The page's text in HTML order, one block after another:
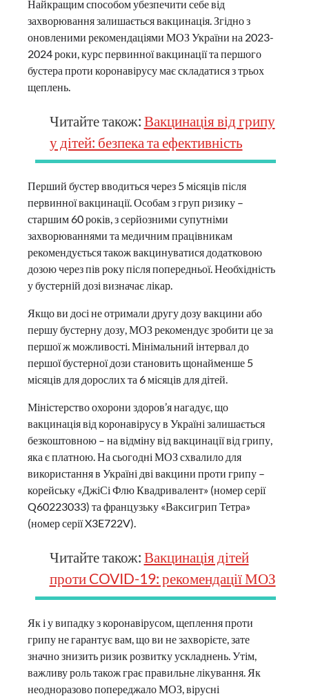
Найкращим способом убезпечити себе від
захворювання залишається вакцинація. Згідно з
оновленими рекомендаціями МОЗ України на 2023-
2024 роки, курс первинної вакцинації та першого
бустера проти коронавірусу має складатися з трьох
щеплень.
Читайте також: Вакцинація від грипу
у дітей: безпека та ефективність
Перший бустер вводиться через 5 місяців після
первинної вакцинації. Особам з груп ризику –
старшим 60 років, з серйозними супутніми
захворюваннями та медичним працівникам
рекомендується також вакцинуватися додатковою
дозою через пів року після попередньої. Необхідність
у бустерній дозі визначає лікар.
Якщо ви досі не отримали другу дозу вакцини або
першу бустерну дозу, МОЗ рекомендує зробити це за
першої ж можливості. Мінімальний інтервал до
першої бустерної дози становить щонайменше 5
місяців для дорослих та 6 місяців для дітей.
Міністерство охорони здоров’я нагадує, що
вакцинація від коронавірусу в Україні залишається
безкоштовною – на відміну від вакцинації від грипу,
яка є платною. На сьогодні МОЗ схвалило для
використання в Україні дві вакцини проти грипу –
корейську «ДжіСі Флю Квадривалент» (номер серії
Q60223033) та французьку «Ваксигрип Тетра»
(номер серії X3E722V).
Читайте також: Вакцинація дітей
проти COVID-19: рекомендації МОЗ
Як і у випадку з коронавірусом, щеплення проти
грипу не гарантує вам, що ви не захворієте, зате
значно знизить ризик розвитку ускладнень. Утім,
важливу роль також грає правильне лікування. Як
неодноразово попереджало МОЗ, вірусні